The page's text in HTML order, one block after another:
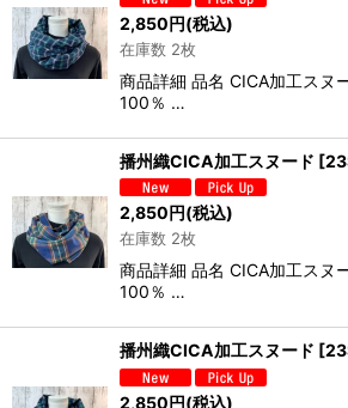
2,850円(税込)
在庫数 2枚
商品詳細 品名 CICA加工スヌ
100％ …
播州織CICA加工スヌード [
2,850円(税込)
在庫数 2枚
商品詳細 品名 CICA加工スヌ
100％ …
播州織CICA加工スヌード [
2,850円(税込)